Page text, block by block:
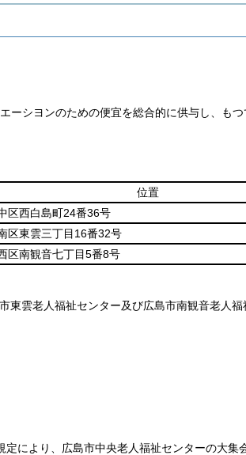
ーシヨンのための便宜を総合的に供与し、も
位置
区西白島町24番36号
区東雲三丁目16番32号
区南観音七丁目5番8号
東雲老人福祉センター及び広島市南観音老人
定により、広島市中央老人福祉センターの大集